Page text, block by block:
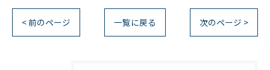
< 前のページ 一覧に戻る 次のページ >